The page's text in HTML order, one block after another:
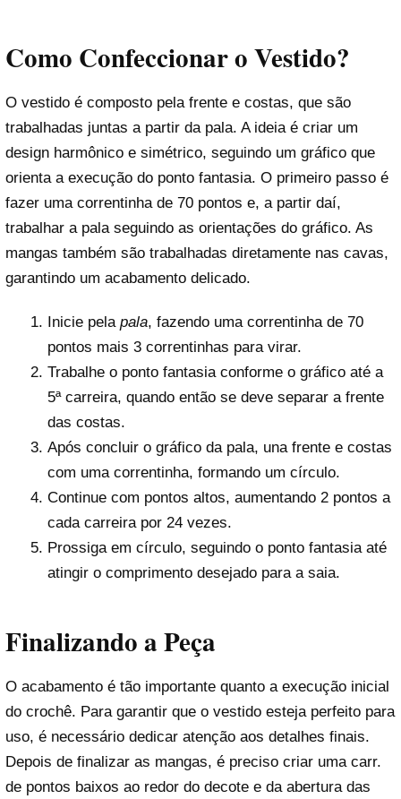
Como Confeccionar o Vestido?
O vestido é composto pela frente e costas, que são
trabalhadas juntas a partir da pala. A ideia é criar um
design harmônico e simétrico, seguindo um gráfico que
orienta a execução do ponto fantasia. O primeiro passo é
fazer uma correntinha de 70 pontos e, a partir daí,
trabalhar a pala seguindo as orientações do gráfico. As
mangas também são trabalhadas diretamente nas cavas,
garantindo um acabamento delicado.
Inicie pela pala, fazendo uma correntinha de 70
pontos mais 3 correntinhas para virar.
Trabalhe o ponto fantasia conforme o gráfico até a
5ª carreira, quando então se deve separar a frente
das costas.
Após concluir o gráfico da pala, una frente e costas
com uma correntinha, formando um círculo.
Continue com pontos altos, aumentando 2 pontos a
cada carreira por 24 vezes.
Prossiga em círculo, seguindo o ponto fantasia até
atingir o comprimento desejado para a saia.
Finalizando a Peça
O acabamento é tão importante quanto a execução inicial
do crochê. Para garantir que o vestido esteja perfeito para
uso, é necessário dedicar atenção aos detalhes finais.
Depois de finalizar as mangas, é preciso criar uma carr.
de pontos baixos ao redor do decote e da abertura das